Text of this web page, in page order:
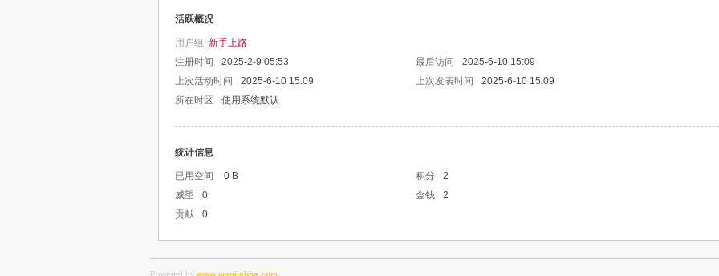
活跃概况
用户组 新手上路
注册时间
2025-2-9 05:53 最后访问
2025-6-10 15:09
上次活动时间
2025-6-10 15:09 上次发表时间
2025-6-10 15:09
所在时区
使用系统默认
统计信息
已用空间 0 B 积分
2
威望
0 金钱
2
贡献
0
Powered by www.wanjiabbs.com